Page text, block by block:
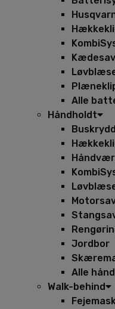
Alle
Håndholdt
Jordbor
Alle
Walk-behind